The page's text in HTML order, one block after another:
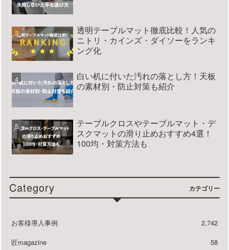
透明テーブルマット徹底比較！人気の
ニトリ・カインズ・ダイソーをランキ
ング化
白い机に付いた汚れの落とし方！天板
の素材別・防止対策も紹介
テーブルクロスやテーブルマット・デ
スクマットの滑り止めおすすめ4選！
100均・対策方法も
Category カテゴリー
お客様導入事例
2,742
匠magazine
58